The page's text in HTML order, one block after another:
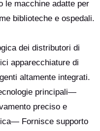
le macchine adatte per
biblioteche e ospedali.
dei distributori di
apparecchiature di
altamente integrati.
principali—
preciso e
Fornisce supporto